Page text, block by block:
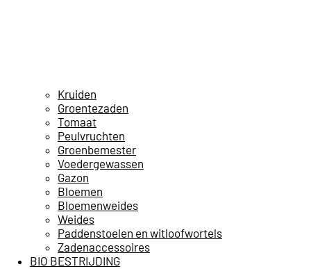
Kruiden
Groentezaden
Tomaat
Peulvruchten
Groenbemester
Voedergewassen
Gazon
Bloemen
Bloemenweides
Weides
Paddenstoelen en witloofwortels
Zadenaccessoires
BIO BESTRIJDING